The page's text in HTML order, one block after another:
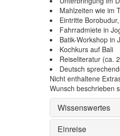
Mahlzeiten wie im
Eintritte
Fahrradmiete in
Batik-Workshop in
Kochkurs auf Bali
Reiseliteratur (ca.
Deutsch
Nicht enthaltene
Wunsch beschrieben
Wissenswertes
Einreise